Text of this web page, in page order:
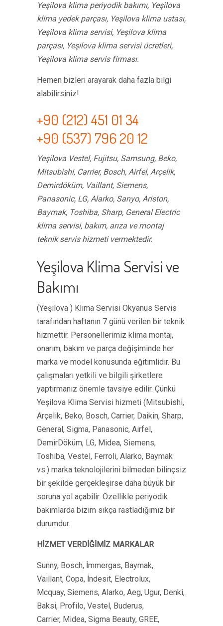
Yeşilova klima periyodik bakımı, Yeşilova
klima yedek parçası, Yeşilova klima ustası,
Yeşilova klima servisi, Yeşilova klima
parçası, Yeşilova klima servisi ücretleri,
Yeşilova klima servis firması.
Hemen bizleri arayarak daha fazla bilgi
alabilirsiniz!
+90 (212) 451 01 34
+90 (537) 796 20 12
Yeşilova Vestel, Fujitsu, Samsung, Beko,
Mitsubishi, Carrier, Bosch, Airfel, Arçelik,
Demirdöküm, Vaillant, Siemens,
Panasonic, LG, Alarko, Sanyo, Ariston,
Baymak, Toshiba, Sharp, General Electric
klima servisi, bakım, arıza ve montaj
teknik servis hizmeti vermektedir.
Yeşilova Klima Servisi ve
Bakımı
(Yeşilova ) Klima Servisi Okyanus Servis
tarafından haftanın 7 günü verilen bir teknik
hizmettir. Personellerimiz klima montaj,
onarım, bakım ve parça değişiminde her
marka ve model konusunda eğitimlidir. Bu
çalışmaları yetkili ve bilgili şirketlere
yaptırmanız önemle tavsiye edilir. Çünkü
Yeşilova Klima Servisi hizmeti (Mitsubishi,
Arçelik, Beko, Bosch, Carrier, Daikin, Sharp,
General, Sigma, Panasonic, Airfel,
DemirDöküm, LG, Midea, Siemens,
Toshiba, Vestel, Ferroli, Alarko, Baymak
vs.) marka teknolojilerini bilmeden bilinçsiz
bir şekilde gerçekleşirse daha büyük bir
soruna yol açabilir. Özellikle periyodik
bakımlarda bizim sıkça rastladığımız bir
durumdur.
HİZMET VERDİĞİMİZ MARKALAR
Sunny, Bosch, İmmergas, Baymak,
Vaillant, Copa, İndesit, Electrolux,
Mcquay, Siemens, Alarko, Aeg, Ugur, Denki,
Baksi, Profilo, Vestel, Buderus,
Carrier, Midea, Sigma Beauty, GREE,